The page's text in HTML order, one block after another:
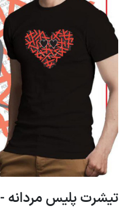
تیشرت پلیس مردانه - F576